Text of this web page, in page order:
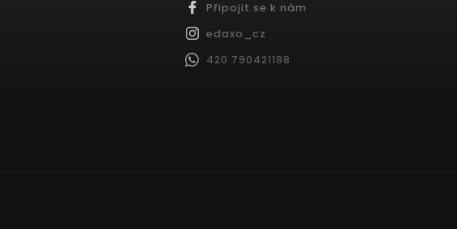
Připojit se k nám
edaxo_cz
420 790421188